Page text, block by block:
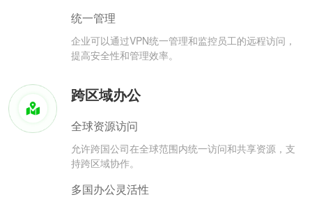
统一管理
企业可以通过VPN统一管理和监控员工的远程访问，
提高安全性和管理效率。
跨区域办公
全球资源访问
允许跨国公司在全球范围内统一访问和共享资源，支
持跨区域协作。
多国办公灵活性